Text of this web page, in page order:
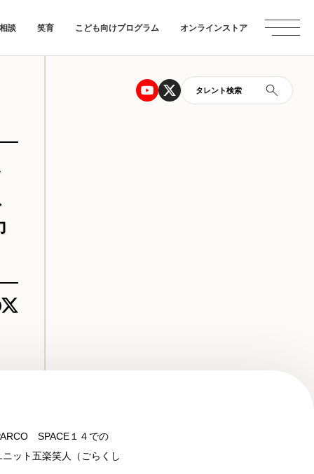
談 笑育 こども向けプログラム オンラインストア
タレント検索
SPACE１４での
ット五楽笑人（ごらくし